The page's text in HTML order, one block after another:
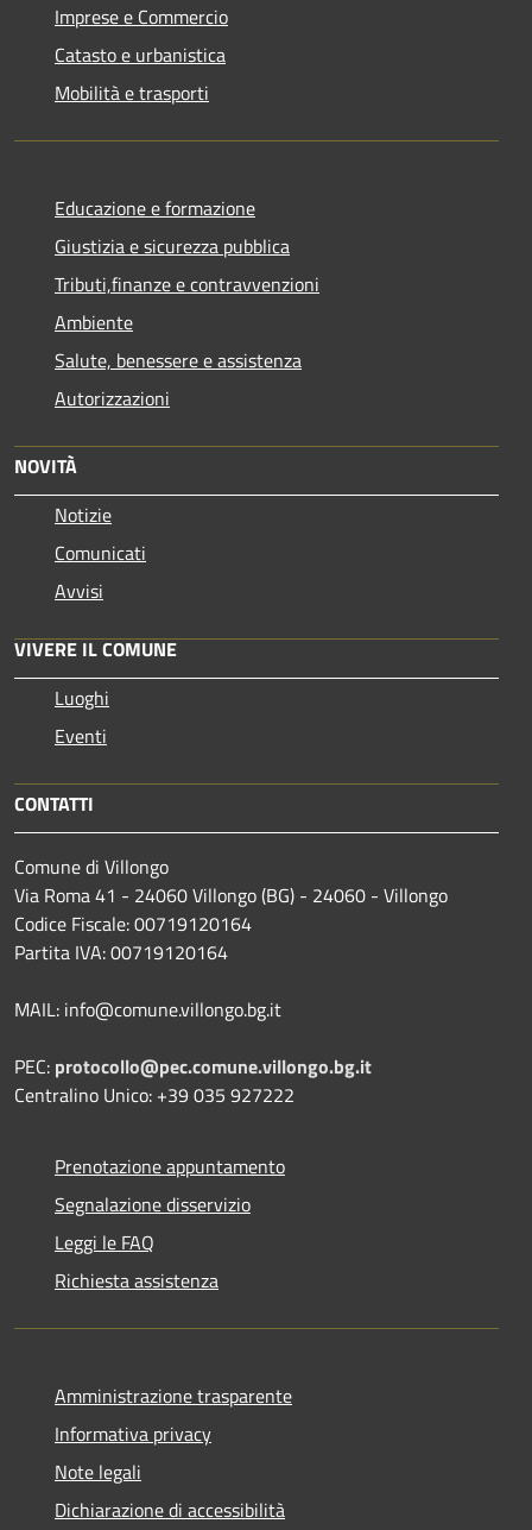
Imprese e Commercio
Catasto e urbanistica
Mobilità e trasporti
Educazione e formazione
Giustizia e sicurezza pubblica
Tributi,finanze e contravvenzioni
Ambiente
Salute, benessere e assistenza
Autorizzazioni
NOVITÀ
Notizie
Comunicati
Avvisi
VIVERE IL COMUNE
Luoghi
Eventi
CONTATTI
Comune di Villongo
Via Roma 41 - 24060 Villongo (BG) - 24060 - Villongo
Codice Fiscale: 00719120164
Partita IVA: 00719120164
MAIL: info@comune.villongo.bg.it
PEC: protocollo@pec.comune.villongo.bg.it
Centralino Unico: +39 035 927222
Prenotazione appuntamento
Segnalazione disservizio
Leggi le FAQ
Richiesta assistenza
Amministrazione trasparente
Informativa privacy
Note legali
Dichiarazione di accessibilità